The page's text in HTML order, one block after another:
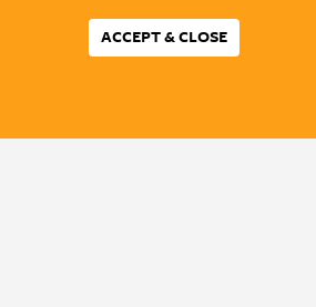
ACCEPT & CLOSE